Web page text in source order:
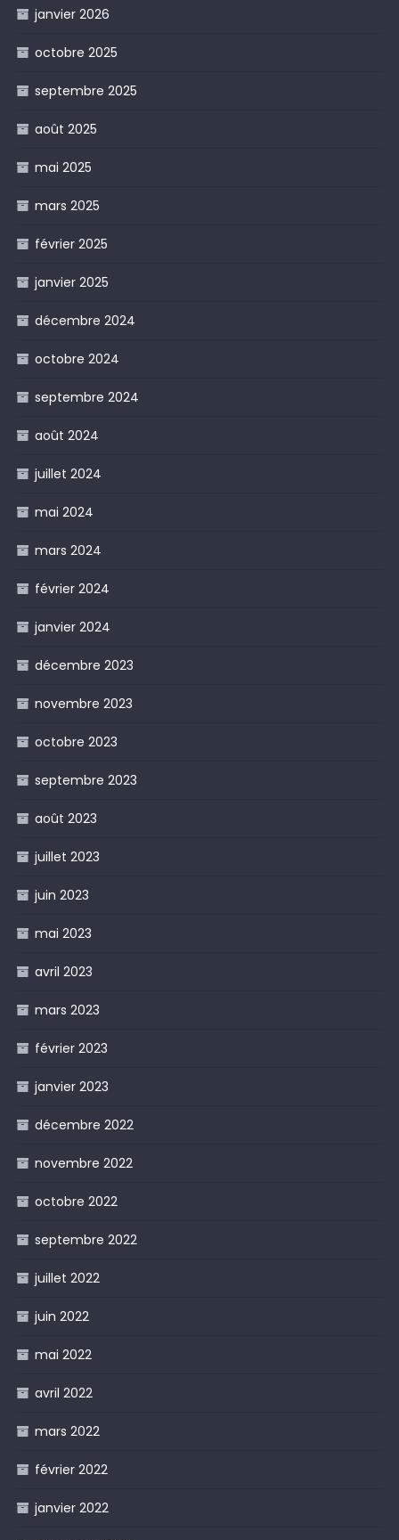
janvier 2026
octobre 2025
septembre 2025
août 2025
mai 2025
mars 2025
février 2025
janvier 2025
décembre 2024
octobre 2024
septembre 2024
août 2024
juillet 2024
mai 2024
mars 2024
février 2024
janvier 2024
décembre 2023
novembre 2023
octobre 2023
septembre 2023
août 2023
juillet 2023
juin 2023
mai 2023
avril 2023
mars 2023
février 2023
janvier 2023
décembre 2022
novembre 2022
octobre 2022
septembre 2022
juillet 2022
juin 2022
mai 2022
avril 2022
mars 2022
février 2022
janvier 2022